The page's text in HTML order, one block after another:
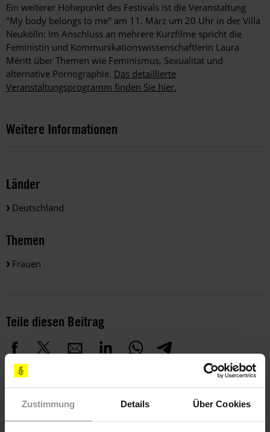
Zustimmung Details Über Cookies
Ein weiterer Höhepunkt des Festivals ist die Veranstaltung
"My body belongs to me" am 11. März um 20 Uhr in der Villa
Neukölln: Im Anschluss an mehrere Kurzfilme spricht die
Feministin und Kommunikationswissenschaftlerin Laura
Méritt über Themen wie Feminismus, Sexualität und
alternative Pornographie. Das detaillierte
Veranstaltungsprogramm finden Sie hier.
Weitere Informationen
Länder
Deutschland
Themen
Frauen
Teile diesen Beitrag